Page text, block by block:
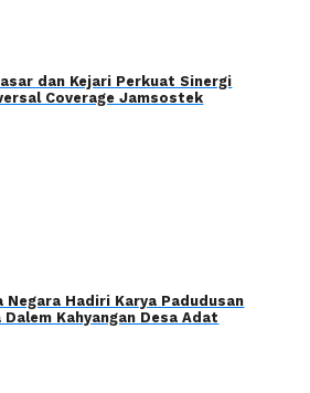
dan Kejari Perkuat Sinergi
Coverage Jamsostek
Negara Hadiri Karya Padudusan
Dalem Kahyangan Desa Adat